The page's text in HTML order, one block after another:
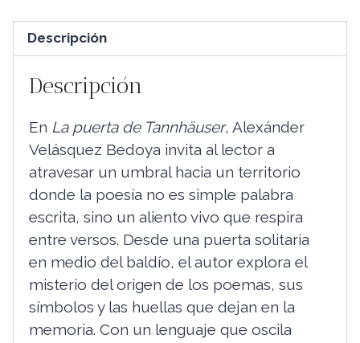
Descripción
Descripción
En La puerta de Tannhäuser, Alexánder
Velásquez Bedoya invita al lector a
atravesar un umbral hacia un territorio
donde la poesía no es simple palabra
escrita, sino un aliento vivo que respira
entre versos. Desde una puerta solitaria
en medio del baldío, el autor explora el
misterio del origen de los poemas, sus
símbolos y las huellas que dejan en la
memoria. Con un lenguaje que oscila